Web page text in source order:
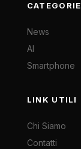
CATEGORIE
News
AI
Smartphone
LINK UTILI
Chi Siamo
Contatti